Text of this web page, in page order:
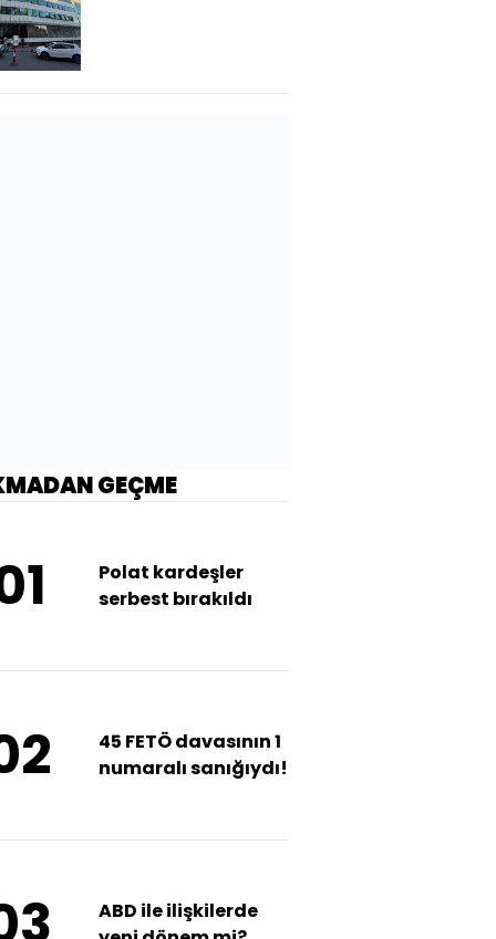
GEÇME
Polat kardeşler
serbest bırakıldı
45 FETÖ davasının 1
numaralı sanığıydı!
ABD ile ilişkilerde